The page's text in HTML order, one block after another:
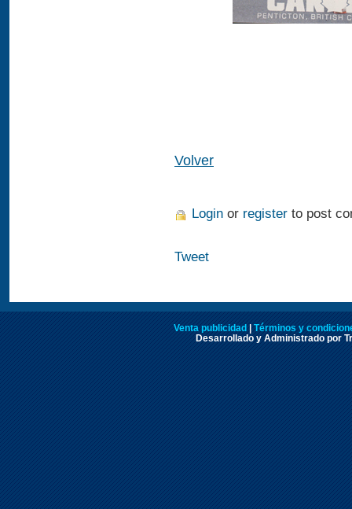
Volver
Login or register to post
Tweet
Venta publicidad | Términos y
Desarrollado y Administrado por